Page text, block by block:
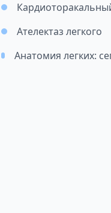
Ателектаз легкого